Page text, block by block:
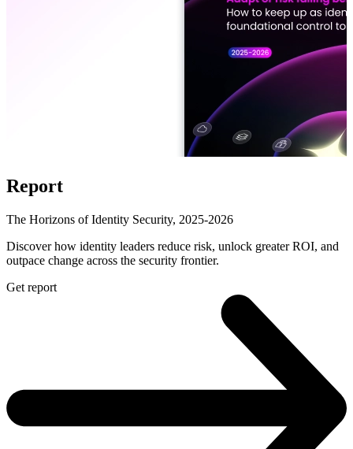
Report
The Horizons of Identity Security, 2025-2026
Discover how identity leaders reduce risk, unlock greater ROI, and
outpace change across the security frontier.
Get report